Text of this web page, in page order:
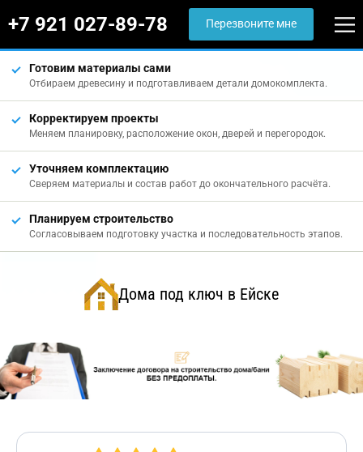
+7 921 027-89-78 Перезвоните мне
Готовим материалы сами
Отбираем древесину и подготавливаем детали домокомплекта.
Корректируем проекты
Меняем планировку, расположение окон, дверей и перегородок.
Уточняем комплектацию
Сверяем материалы и состав работ до окончательного расчёта.
Планируем строительство
Согласовываем подготовку участка и последовательность этапов.
Дома под ключ в Ейске